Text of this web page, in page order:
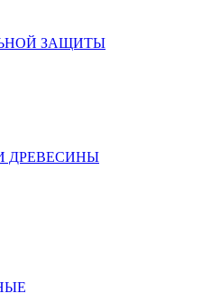
ЗАЩИТЫ
ДРЕВЕСИНЫ